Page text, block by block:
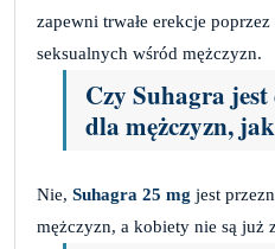
zapewni trwałe erekcje
seksualnych wśród mężczyzn.
Czy Suhagra
dla mężczyzn,
Nie, Suhagra 25 mg jest
mężczyzn, a kobiety nie są już